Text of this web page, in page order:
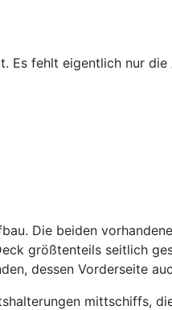
Es fehlt eigentlich nur
Die beiden
größtenteils seitlich
dessen Vorderseite
mittschiffs,